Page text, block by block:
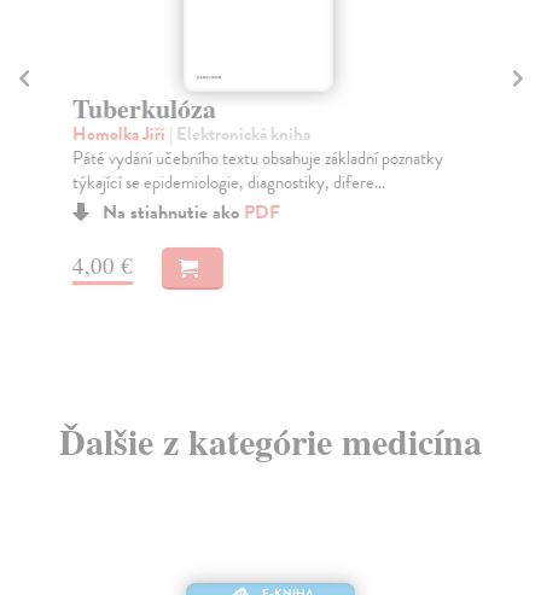
Tuberkulóza
Homolka Jiří | Elektronická kniha
Páté vydání učebního textu obsahuje základní poznatky
týkající se epidemiologie, diagnostiky, difere...
Na stiahnutie ako PDF
4,00 €
Ďalšie z kategórie medicína